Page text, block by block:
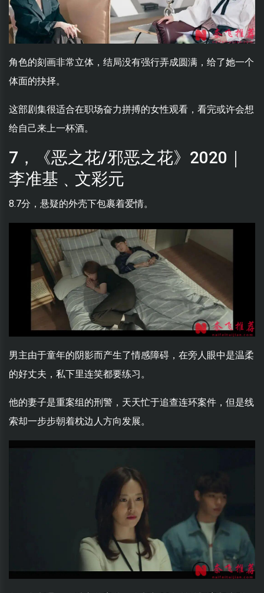
角色的刻画非常立体，结局没有强行弄成圆满，给了她一个
体面的抉择。
这部剧集很适合在职场奋力拼搏的女性观看，看完或许会想
给自己来上一杯酒。
7，《恶之花/邪恶之花》2020｜
李准基﹑文彩元
8.7分，悬疑的外壳下包裹着爱情。
男主由于童年的阴影而产生了情感障碍，在旁人眼中是温柔
的好丈夫，私下里连笑都要练习。
他的妻子是重案组的刑警，天天忙于追查连环案件，但是线
索却一步步朝着枕边人方向发展。